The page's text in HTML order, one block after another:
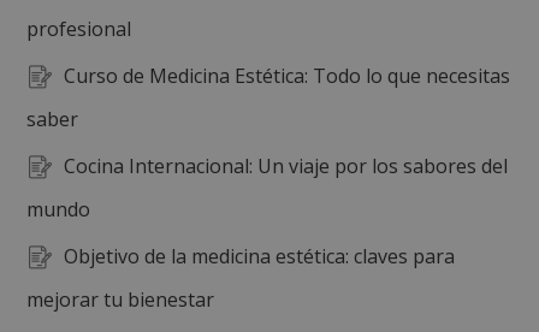
profesional
Curso de Medicina Estética: Todo lo que necesitas
saber
Cocina Internacional: Un viaje por los sabores del
mundo
Objetivo de la medicina estética: claves para
mejorar tu bienestar